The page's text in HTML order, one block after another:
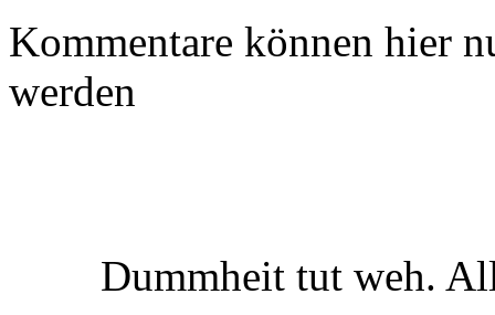
Kommentare können hier
werden
Dummheit tut weh.